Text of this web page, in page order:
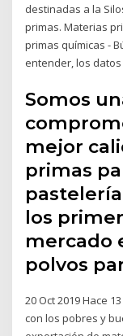
destinadas a la
primas. Materias
primas químicas -
entender, los
Somos
mejor
primas
los
mercado
polvos
20 Oct 2019 Hace
con los pobres y